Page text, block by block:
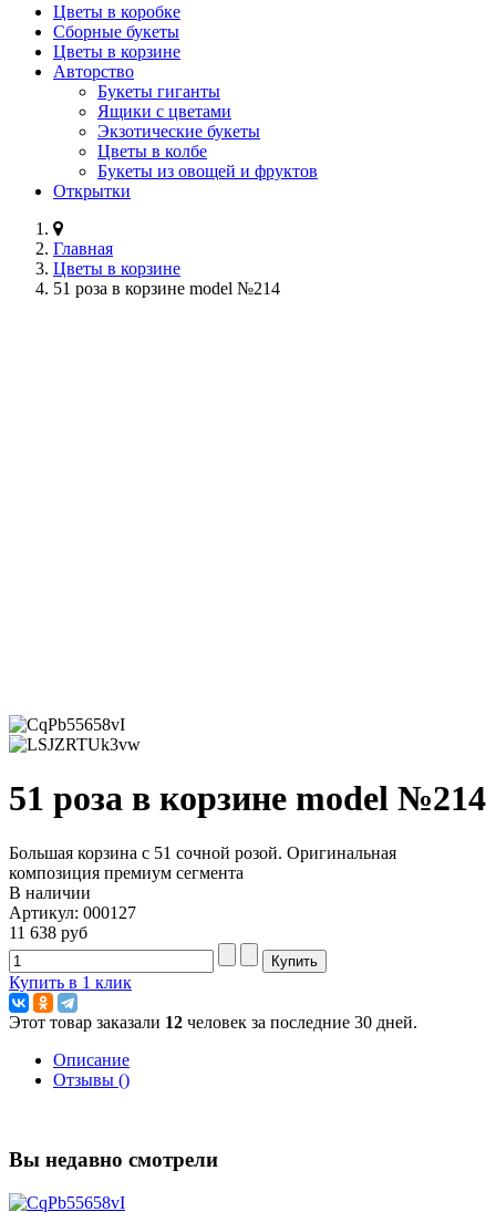
Цветы в коробке
Сборные букеты
Цветы в корзине
Авторство
Букеты гиганты
Ящики с цветами
Экзотические букеты
Цветы в колбе
Букеты из овощей и фруктов
Открытки
Главная
Цветы в корзине
51 роза в корзине model №214
51 роза в корзине model №214
Большая корзина с 51 сочной розой. Оригинальная
композиция премиум сегмента
В наличии
Артикул: 000127
11 638 руб
Купить в 1 клик
Этот товар заказали 12 человек за последние 30 дней.
Описание
Отзывы ()
Вы недавно смотрели